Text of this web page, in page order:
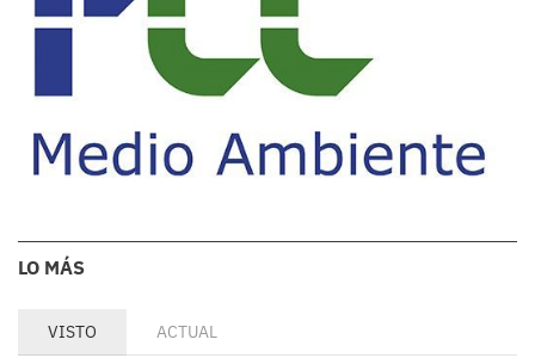
LO MÁS
VISTO ACTUAL